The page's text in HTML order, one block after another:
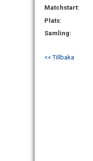
Matchstart:
Plats:
Samling:
<< Tillbaka